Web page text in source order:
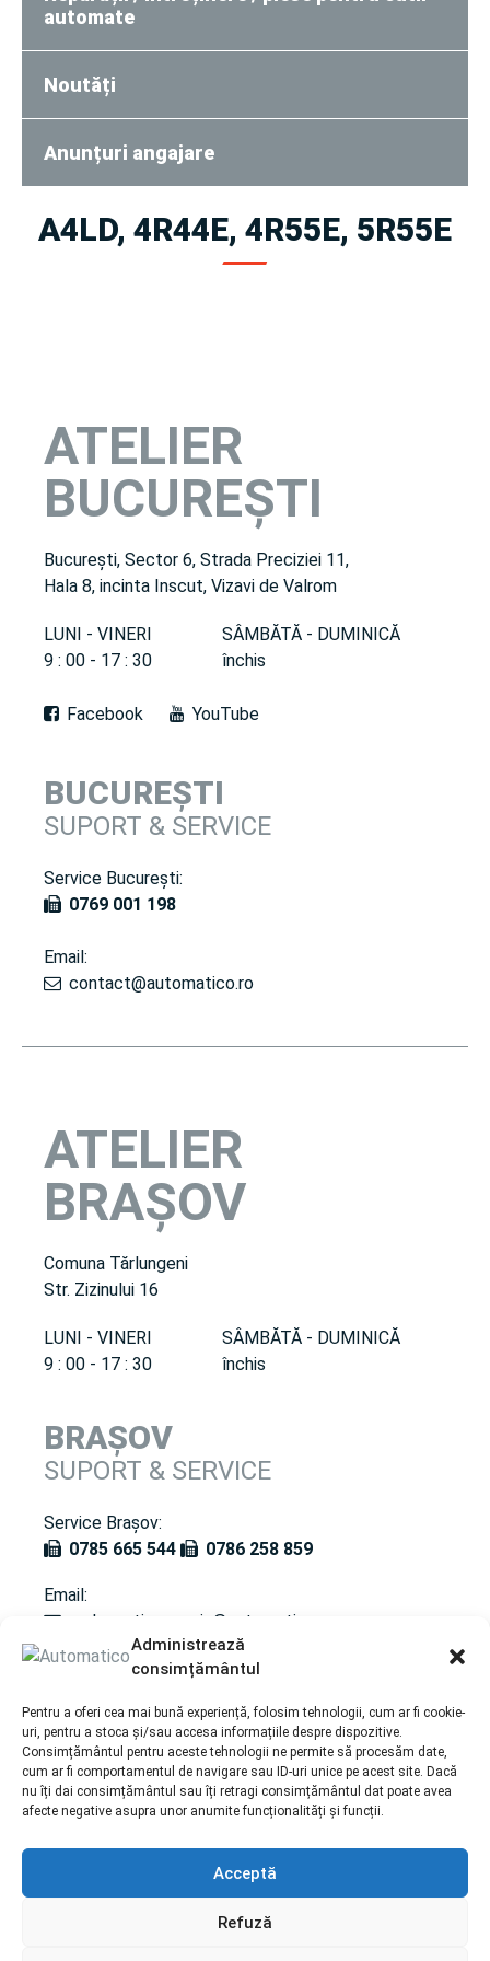
Administrează
consimțământul
Pentru a oferi cea mai bună experiență, folosim tehnologii, cum ar fi cookie-
uri, pentru a stoca și/sau accesa informațiile despre dispozitive.
Consimțământul pentru aceste tehnologii ne permite să procesăm date,
cum ar fi comportamentul de navigare sau ID-uri unice pe acest site. Dacă
nu îți dai consimțământul sau îți retragi consimțământul dat poate avea
afecte negative asupra unor anumite funcționalități și funcții.
Acceptă
Refuză
automate
Noutăți
Anunțuri angajare
A4LD, 4R44E, 4R55E, 5R55E
ATELIER
BUCUREȘTI
București, Sector 6, Strada Preciziei 11,
Hala 8, incinta Inscut, Vizavi de Valrom
LUNI - VINERI
9 : 00 - 17 : 30
SÂMBĂTĂ - DUMINICĂ
închis
Facebook YouTube
BUCUREȘTI
SUPORT & SERVICE
Service București:
0769 001 198
Email:
contact@automatico.ro
ATELIER
BRAȘOV
Comuna Tărlungeni
Str. Zizinului 16
LUNI - VINERI
9 : 00 - 17 : 30
SÂMBĂTĂ - DUMINICĂ
închis
BRAȘOV
SUPORT & SERVICE
Service Brașov:
0785 665 544
0786 258 859
Email:
andreea.tismonariu@automatico.ro
SERVICII
Întreținere / Revizie cutie automată
Recondiționare cutii de transfer
Prelucrarea datelor cu caracter
Copyright © 2026 automatico.ro Toate drepturile